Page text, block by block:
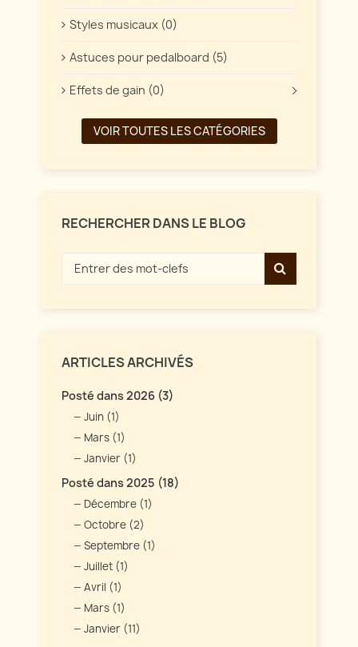
Styles musicaux (0)
Astuces pour pedalboard (5)
Effets de gain (0)
VOIR TOUTES LES CATÉGORIES
RECHERCHER DANS LE BLOG
ARTICLES ARCHIVÉS
Posté dans 2026 (3)
Juin (1)
Mars (1)
Janvier (1)
Posté dans 2025 (18)
Décembre (1)
Octobre (2)
Septembre (1)
Juillet (1)
Avril (1)
Mars (1)
Janvier (11)